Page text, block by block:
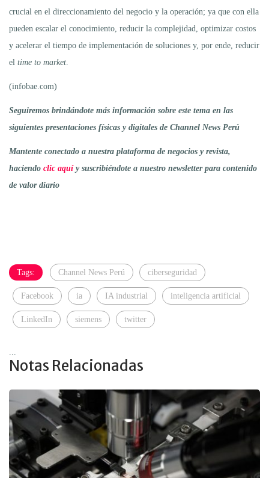
crucial en el direccionamiento del negocio y la operación; ya que con ella
pueden escalar el conocimiento, reducir la complejidad, optimizar costos
y acelerar el tiempo de implementación de soluciones y, por ende, reducir
el time to market
(infobae.com)
Seguiremos brindándote más información sobre este tema en las
siguientes presentaciones físicas y digitales de Channel News Perú
Mantente conectado a nuestra plataforma de negocios y revista,
haciendo clic aquíy suscribiéndote a nuestro newsletter para contenido
de valor diario
Tags: Channel News Perú ciberseguridad
Facebook ia IA industrial inteligencia artificial
LinkedIn siemens twitter
Notas Relacionadas